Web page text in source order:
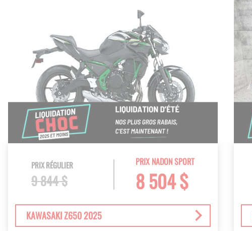
PRIX NADON SPORT
8 504 $
PRIX RÉGULIER
9 844 $
KAWASAKI Z650 2025